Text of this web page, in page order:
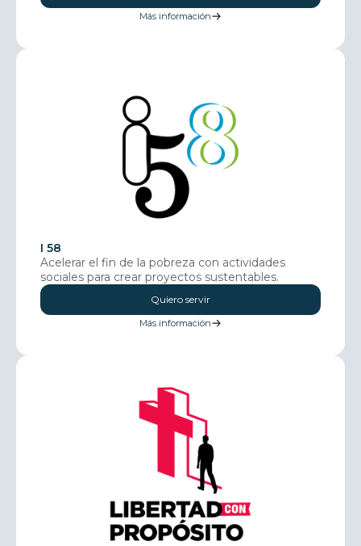
Más información
I 58
Acelerar el fin de la pobreza con actividades
sociales para crear proyectos sustentables.
Quiero servir
Más información